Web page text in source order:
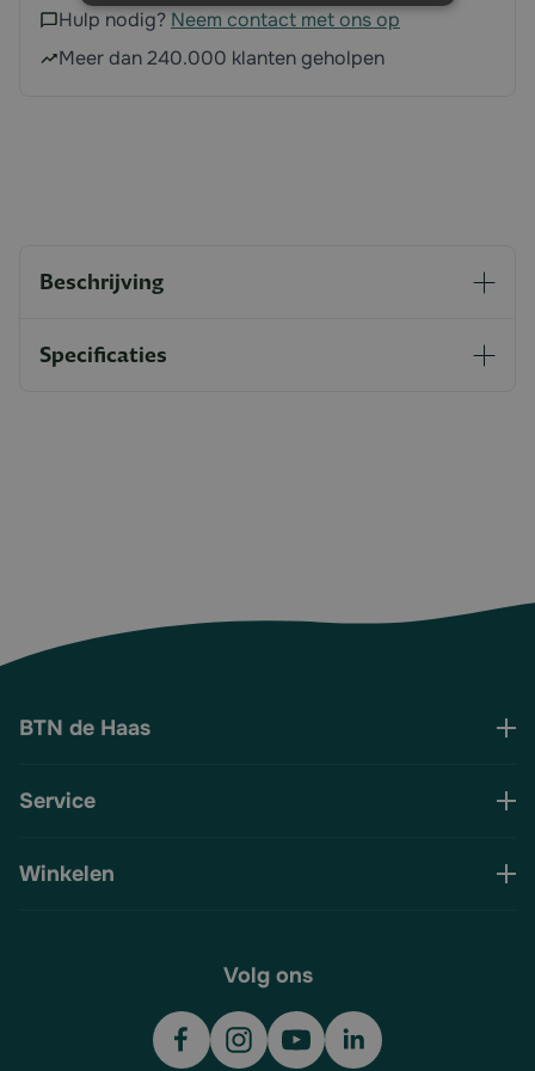
Hulp nodig? Neem contact met ons op
Meer dan 240.000 klanten geholpen
Beschrijving
Specificaties
BTN de Haas
Service
Winkelen
Volg ons